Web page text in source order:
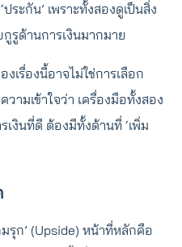
ประกัน’ เพราะทั้งสองดูเป็นสิ่ง
รูด้านการเงินมากมาย
เรื่องนี้อาจไม่ใช่การเลือก
ามเข้าใจว่า เครื่องมือทั้งสอง
เงินที่ดี ต้องมีทั้งด้านที่ ‘เพิ่ม
รุก’ (Upside) หน้าที่หลักคือ